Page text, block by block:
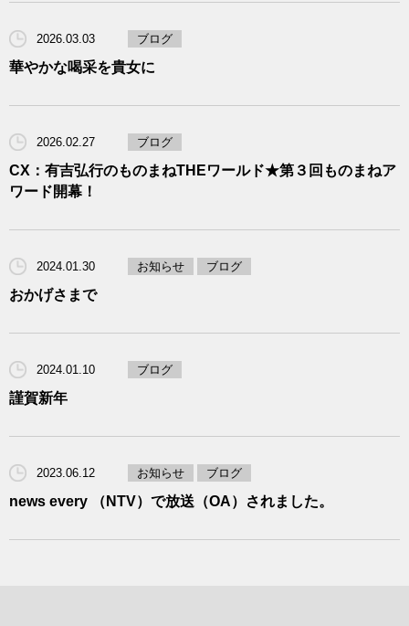
2026.03.03 ブログ
華やかな喝采を貴女に
2026.02.27 ブログ
CX：有吉弘行のものまねTHEワールド★第３回ものまねア
ワード開幕！
2024.01.30 お知らせ ブログ
おかげさまで
2024.01.10 ブログ
謹賀新年
2023.06.12 お知らせ ブログ
news every （NTV）で放送（OA）されました。